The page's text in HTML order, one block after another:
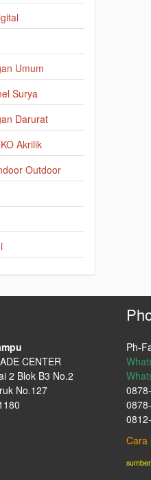
Umum
Surya
Darurat
Akrilik
Outdoor
CENTER
2 Blok B3 No.2
No.127
Ph-
Cara